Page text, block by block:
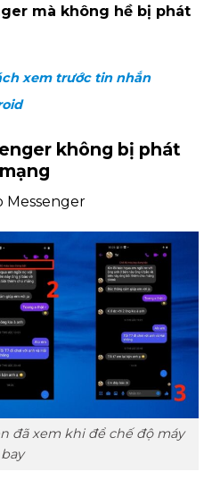
mà không hề bị phát
xem trước tin nhắn
không bị phát
Messenger
đã xem khi để chế độ máy
bay